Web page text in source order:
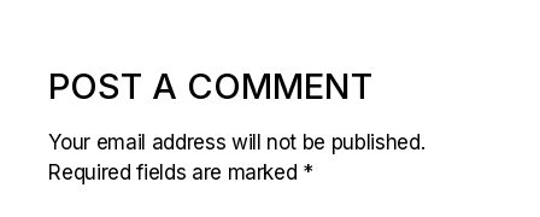
POST A COMMENT
Your email address will not be published.
Required fields are marked *